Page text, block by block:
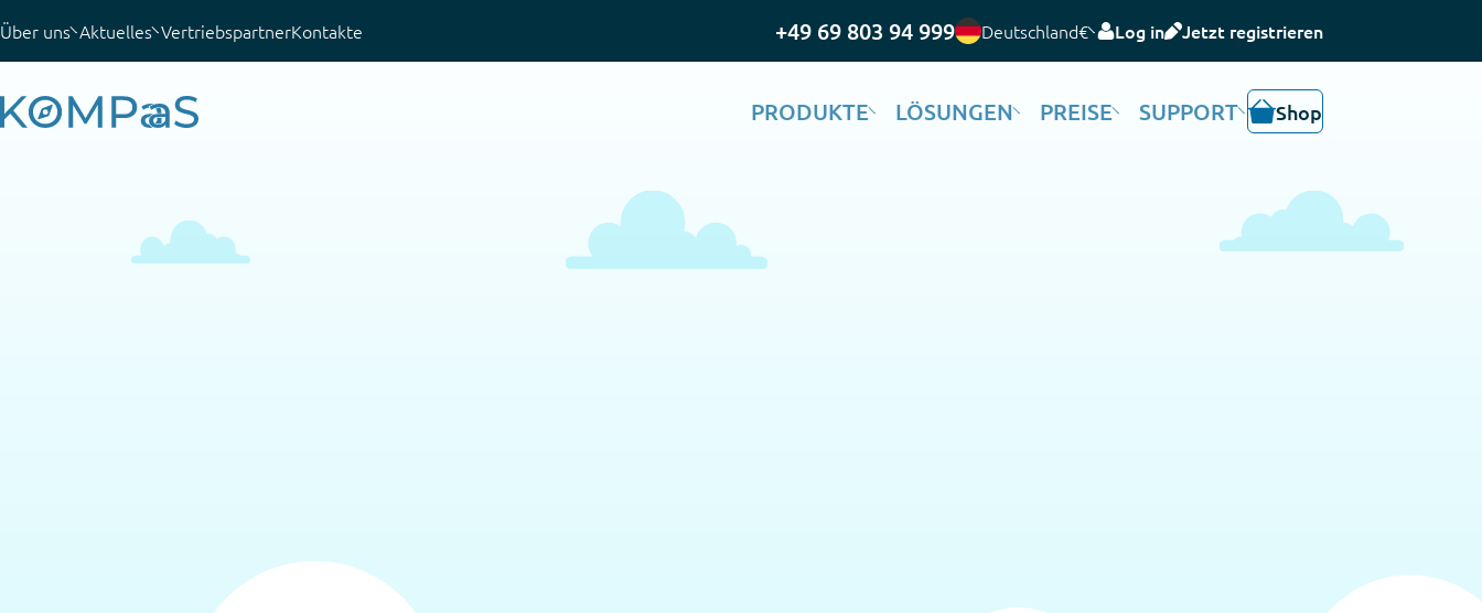
Über uns Aktuelles VertriebspartnerKontakte +49 69 803 94 999 Deutschland€ Log in Jetzt registrieren
PRODUKTE LÖSUNGEN PREISE SUPPORT Shop